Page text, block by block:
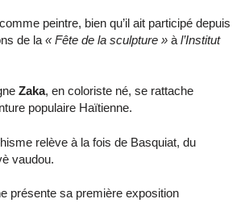
peintre, bien qu’il ait participé depuis
de la « Fête de la sculpture » à l’Institut
Zaka, en coloriste né, se rattache
populaire Haïtienne.
relève à la fois de Basquiat, du
vaudou.
présente sa première exposition